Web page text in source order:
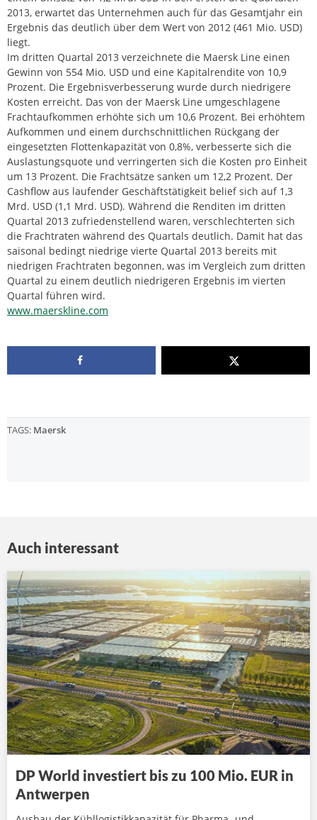
2013, erwartet das Unternehmen auch für das Gesamtjahr ein
Ergebnis das deutlich über dem Wert von 2012 (461 Mio. USD)
liegt.
Im dritten Quartal 2013 verzeichnete die Maersk Line einen
Gewinn von 554 Mio. USD und eine Kapitalrendite von 10,9
Prozent. Die Ergebnisverbesserung wurde durch niedrigere
Kosten erreicht. Das von der Maersk Line umgeschlagene
Frachtaufkommen erhöhte sich um 10,6 Prozent. Bei erhöhtem
Aufkommen und einem durchschnittlichen Rückgang der
eingesetzten Flottenkapazität von 0,8%, verbesserte sich die
Auslastungsquote und verringerten sich die Kosten pro Einheit
um 13 Prozent. Die Frachtsätze sanken um 12,2 Prozent. Der
Cashflow aus laufender Geschäftstätigkeit belief sich auf 1,3
Mrd. USD (1,1 Mrd. USD). Während die Renditen im dritten
Quartal 2013 zufriedenstellend waren, verschlechterten sich
die Frachtraten während des Quartals deutlich. Damit hat das
saisonal bedingt niedrige vierte Quartal 2013 bereits mit
niedrigen Frachtraten begonnen, was im Vergleich zum dritten
Quartal zu einem deutlich niedrigeren Ergebnis im vierten
Quartal führen wird.
www.maerskline.com
TAGS: Maersk
Auch interessant
DP World investiert bis zu 100 Mio. EUR in
Antwerpen